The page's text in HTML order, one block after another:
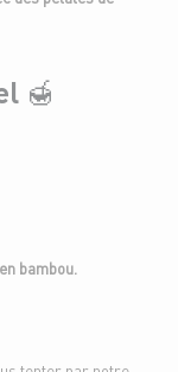
🍯
bambou.